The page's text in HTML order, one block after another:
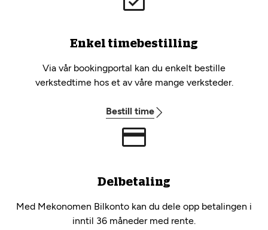
Enkel timebestilling
Via vår bookingportal kan du enkelt bestille
verkstedtime hos et av våre mange verksteder.
Bestill time
Delbetaling
Med Mekonomen Bilkonto kan du dele opp betalingen i
inntil 36 måneder med rente.